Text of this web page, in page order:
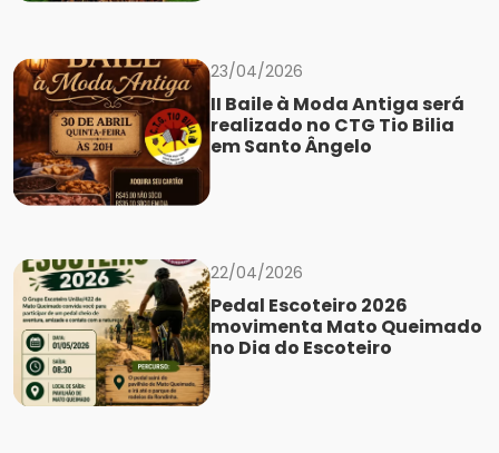
23/04/2026
II Baile à Moda Antiga será
realizado no CTG Tio Bilia
em Santo Ângelo
22/04/2026
Pedal Escoteiro 2026
movimenta Mato Queimado
no Dia do Escoteiro